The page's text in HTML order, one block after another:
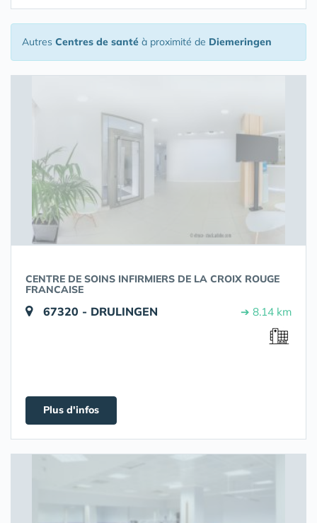
Autres Centres de santé à proximité de Diemeringen
CENTRE DE SOINS INFIRMIERS DE LA CROIX ROUGE
FRANCAISE
67320 - DRULINGEN ➔ 8.14 km
Plus d'infos